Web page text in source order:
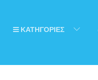
ΚΑΤΗΓΟΡΙΕΣ